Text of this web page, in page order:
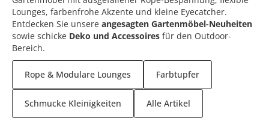
Lounges, farbenfrohe Akzente und kleine Eyecatcher.
Entdecken Sie unsere angesagten Gartenmöbel-Neuheiten
sowie schicke Deko und Accessoires für den Outdoor-
Bereich.
Rope & Modulare Lounges Farbtupfer
Schmucke Kleinigkeiten Alle Artikel